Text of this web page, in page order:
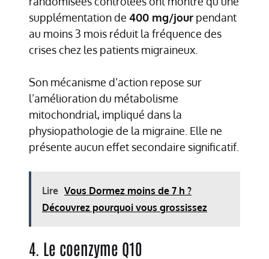
supplémentation de 400 mg/jour pendant
au moins 3 mois réduit la fréquence des
crises chez les patients migraineux.
Son mécanisme d’action repose sur
l’amélioration du métabolisme
mitochondrial, impliqué dans la
physiopathologie de la migraine. Elle ne
présente aucun effet secondaire significatif.
Lire Vous Dormez moins de 7 h ?
Découvrez pourquoi vous grossissez
4. Le coenzyme Q10